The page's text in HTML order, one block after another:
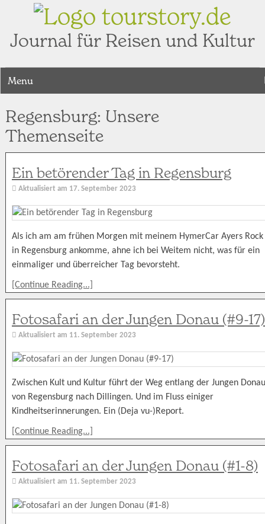
tourstory.de
Journal für Reisen und Kultur
Menu
Regensburg: Unsere
Themenseite
Ein betörender Tag in Regensburg
Aktualisiert am 17. September 2023
Als ich am am frühen Morgen mit meinem HymerCar Ayers Rock
in Regensburg ankomme, ahne ich bei Weitem nicht, was für ein
einmaliger und überreicher Tag bevorsteht.
[Continue Reading...]
Fotosafari an der Jungen Donau (#9-17)
Aktualisiert am 11. September 2023
Zwischen Kult und Kultur führt der Weg entlang der Jungen Donau
von Regensburg nach Dillingen. Und im Fluss einiger
Kindheitserinnerungen. Ein (Deja vu-)Report.
[Continue Reading...]
Fotosafari an der Jungen Donau (#1-8)
Aktualisiert am 11. September 2023